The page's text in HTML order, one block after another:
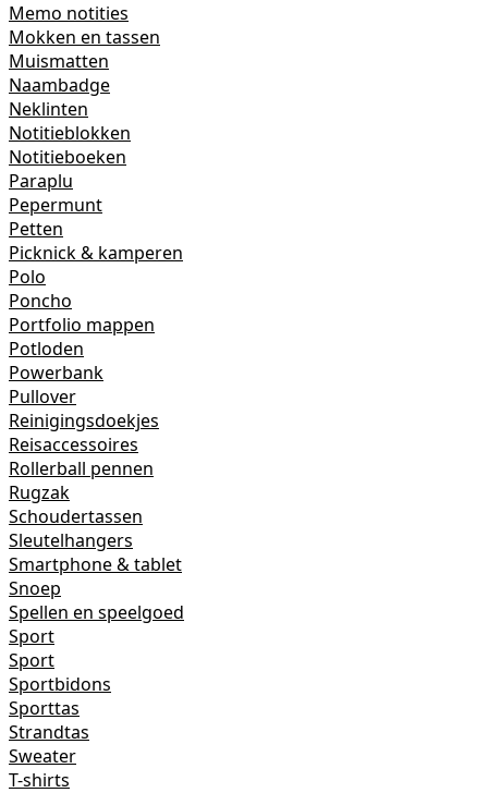
Memo notities
Mokken en tassen
Muismatten
Naambadge
Neklinten
Notitieblokken
Notitieboeken
Paraplu
Pepermunt
Petten
Picknick & kamperen
Polo
Poncho
Portfolio mappen
Potloden
Powerbank
Pullover
Reinigingsdoekjes
Reisaccessoires
Rollerball pennen
Rugzak
Schoudertassen
Sleutelhangers
Smartphone & tablet
Snoep
Spellen en speelgoed
Sport
Sport
Sportbidons
Sporttas
Strandtas
Sweater
T-shirts